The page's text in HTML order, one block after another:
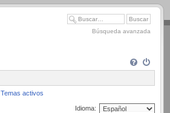
Búsqueda avanzada
Temas activos
Idioma: